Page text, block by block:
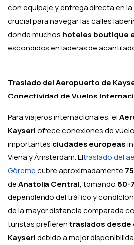
con equipaje y entrega directa en
crucial para navegar las calles
donde muchos hoteles boutique
escondidos en laderas de
Traslado del Aeropuerto de
Conectividad de Vuelos
Para viajeros internacionales, el
Kayseriofrece conexiones de
importantes ciudades europeas
Viena y Ámsterdam. Eltraslado del
Göremecubre aproximadamente
deAnatolia Central, tomando 60-
dependiendo del tráfico y
de la mayor distancia comparada
turistas prefierentraslados desde
Kayseridebido a mejor